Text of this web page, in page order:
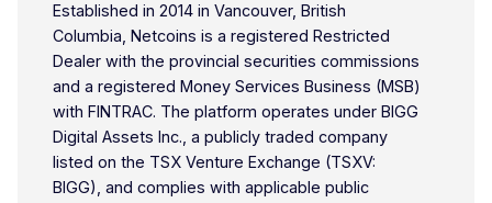
Established in 2014 in Vancouver, British
Columbia, Netcoins is a registered Restricted
Dealer with the provincial securities commissions
and a registered Money Services Business (MSB)
with FINTRAC. The platform operates under BIGG
Digital Assets Inc., a publicly traded company
listed on the TSX Venture Exchange (TSXV:
BIGG), and complies with applicable public